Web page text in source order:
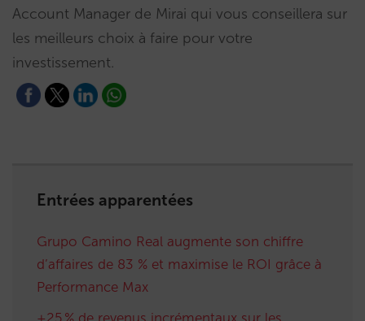
Account Manager de Mirai qui vous conseillera sur
les meilleurs choix à faire pour votre
investissement.
Entrées apparentées
Grupo Camino Real augmente son chiffre
d’affaires de 83 % et maximise le ROI grâce à
Performance Max